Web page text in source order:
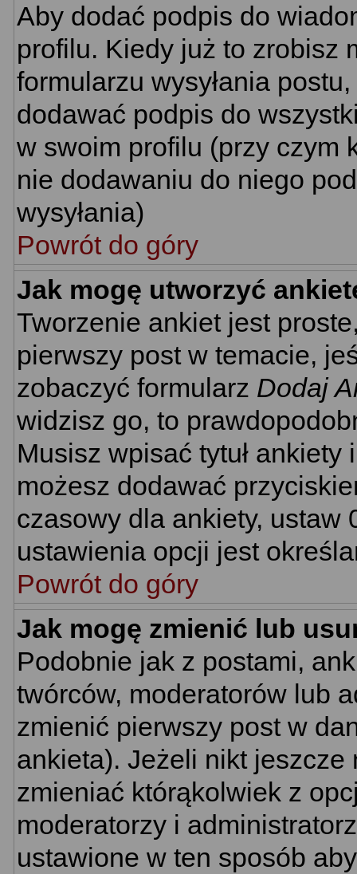
Aby dodać podpis do
profilu. Kiedy już to zrobisz
formularzu wysyłania
dodawać podpis do
w swoim profilu (przy czym
nie dodawaniu do niego
wysyłania)
Powrót do góry
Jak mogę utworzyć
Tworzenie ankiet jest
pierwszy post w temacie,
zobaczyć formularz Dodaj
widzisz go, to
Musisz wpisać tytuł
możesz dodawać
czasowy dla ankiety, ustaw
ustawienia opcji jest
Powrót do góry
Jak mogę zmienić lub
Podobnie jak z postami,
twórców, moderatorów lub
zmienić pierwszy post w
ankieta). Jeżeli nikt jeszcze
zmieniać którąkolwiek z
moderatorzy i
ustawione w ten sposób